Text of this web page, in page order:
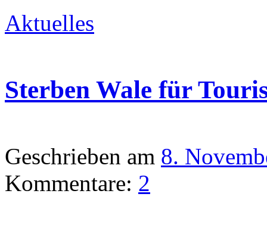
Aktuelles
Sterben Wale für
Geschrieben am 8.
Kommentare: 2